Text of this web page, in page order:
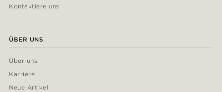
Kontaktiere uns
ÜBER UNS
Über uns
Karriere
Neue Artikel